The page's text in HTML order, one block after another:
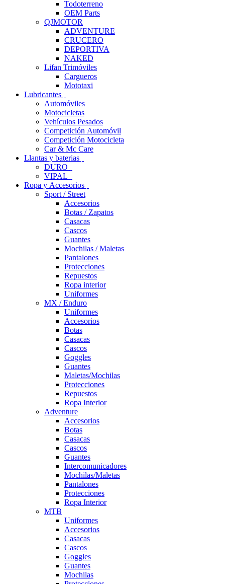
Todoterreno
OEM Parts
QJMOTOR
ADVENTURE
CRUCERO
DEPORTIVA
NAKED
Lifan Trimóviles
Cargueros
Mototaxi
Lubricantes
Automóviles
Motocicletas
Vehículos Pesados
Competición Automóvil
Competición Motocicleta
Car & Mc Care
Llantas y baterias
DURO
VIPAL
Ropa y Accesorios
Sport / Street
Accesorios
Botas / Zapatos
Casacas
Cascos
Guantes
Mochilas / Maletas
Pantalones
Protecciones
Repuestos
Ropa interior
Uniformes
MX / Enduro
Uniformes
Accesorios
Botas
Casacas
Cascos
Goggles
Guantes
Maletas/Mochilas
Protecciones
Repuestos
Ropa Interior
Adventure
Accesorios
Botas
Casacas
Cascos
Guantes
Intercomunicadores
Mochilas/Maletas
Pantalones
Protecciones
Ropa Interior
MTB
Uniformes
Accesorios
Casacas
Cascos
Goggles
Guantes
Mochilas